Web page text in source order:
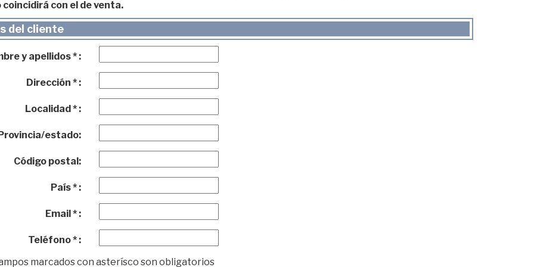
coincidirá con el de venta.
del cliente
y apellidos * :
Dirección * :
Localidad * :
estado:
Código postal:
País * :
Email * :
Teléfono * :
marcados con asterísco son obligatorios